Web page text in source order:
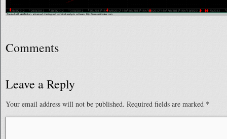
Comments
Leave a Reply
Your email address will not be published. Required fields are marked *